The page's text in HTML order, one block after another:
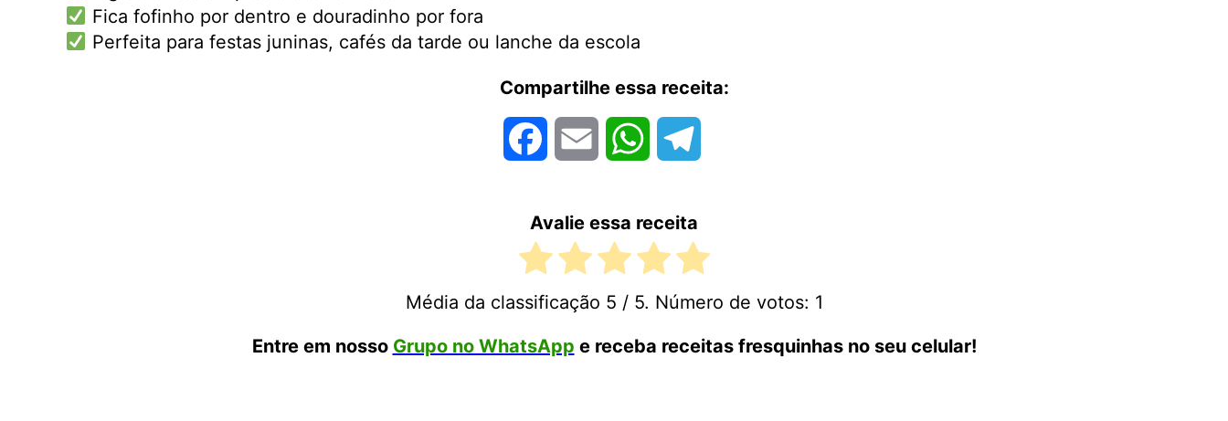
Fica fofinho por dentro e douradinho por fora
Perfeita para festas juninas, cafés da tarde ou lanche da escola
Compartilhe essa receita:
FacebookEmail WhatsApp
Avalie essa receita
Média da classificação 5 / 5. Número de votos: 1
Entre em nosso Grupo no WhatsApp e receba receitas fresquinhas no seu celular!